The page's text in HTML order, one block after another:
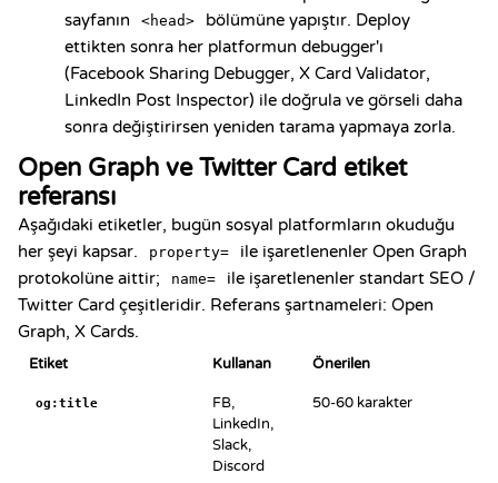
sayfanın
<head>
bölümüne yapıştır. Deploy
ettikten sonra her platformun debugger'ı
(Facebook Sharing Debugger, X Card Validator,
LinkedIn Post Inspector) ile doğrula ve görseli daha
sonra değiştirirsen yeniden tarama yapmaya zorla.
Open Graph ve Twitter Card etiket
referansı
Aşağıdaki etiketler, bugün sosyal platformların okuduğu
her şeyi kapsar.
property=
ile işaretlenenler Open Graph
protokolüne aittir;
name=
ile işaretlenenler standart SEO /
Twitter Card çeşitleridir. Referans şartnameleri: Open
Graph, X Cards.
Etiket Kullanan Önerilen
og:title
FB,
LinkedIn,
Slack,
Discord
50-60 karakter